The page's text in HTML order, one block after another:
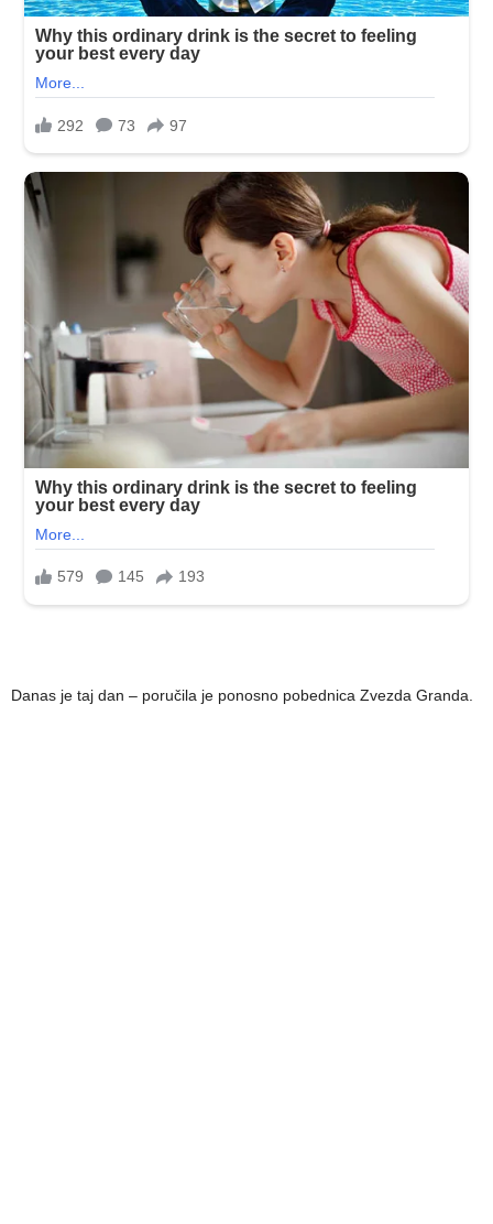
Danas je taj dan – poručila je ponosno pobednica Zvezda Granda.